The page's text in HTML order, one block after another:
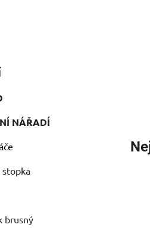
NÁŘADÍ
brusný